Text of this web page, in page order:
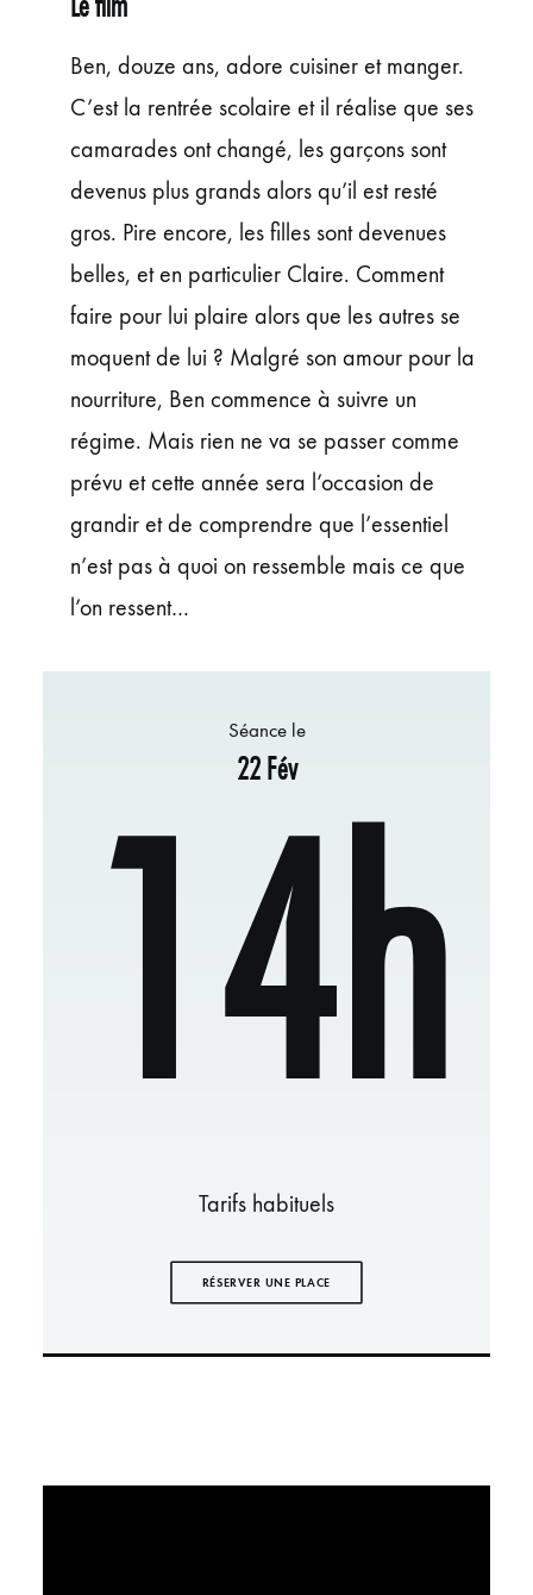
Ben, douze ans, adore cuisiner et manger.
C’est la rentrée scolaire et il réalise que ses
camarades ont changé, les garçons sont
devenus plus grands alors qu’il est resté
gros. Pire encore, les filles sont devenues
belles, et en particulier Claire. Comment
faire pour lui plaire alors que les autres se
moquent de lui ? Malgré son amour pour la
nourriture, Ben commence à suivre un
régime. Mais rien ne va se passer comme
prévu et cette année sera l’occasion de
grandir et de comprendre que l’essentiel
n’est pas à quoi on ressemble mais ce que
l’on ressent…
Séance le
22 Fév
14h
Tarifs habituels
RÉSERVER UNE PLACE